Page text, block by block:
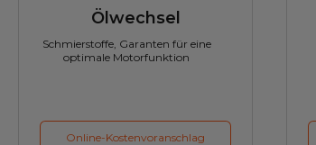
Ölwechsel
Schmierstoffe, Garanten für eine
optimale Motorfunktion
Online-Kostenvoranschlag